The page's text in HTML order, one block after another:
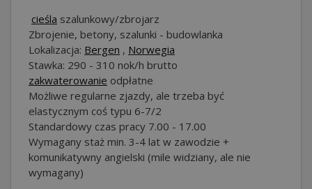
cieśla szalunkowy/zbrojarz
Zbrojenie, betony, szalunki - budowlanka
Lokalizacja: Bergen , Norwegia
Stawka: 290 - 310 nok/h brutto
zakwaterowanie odpłatne
Możliwe regularne zjazdy, ale trzeba być
elastycznym coś typu 6-7/2
Standardowy czas pracy 7.00 - 17.00
Wymagany staż min. 3-4 lat w zawodzie +
komunikatywny angielski (mile widziany, ale nie
wymagany)